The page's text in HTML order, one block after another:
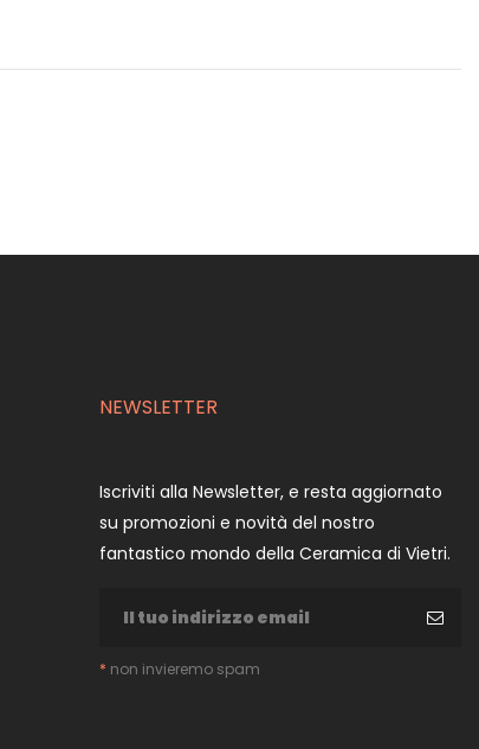
NEWSLETTER
Iscriviti alla Newsletter, e resta aggiornato
su promozioni e novità del nostro
fantastico mondo della Ceramica di Vietri.
* non invieremo spam